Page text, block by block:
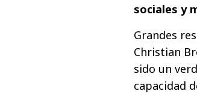
sociales y
Grandes
Christian
sido un
capacidad